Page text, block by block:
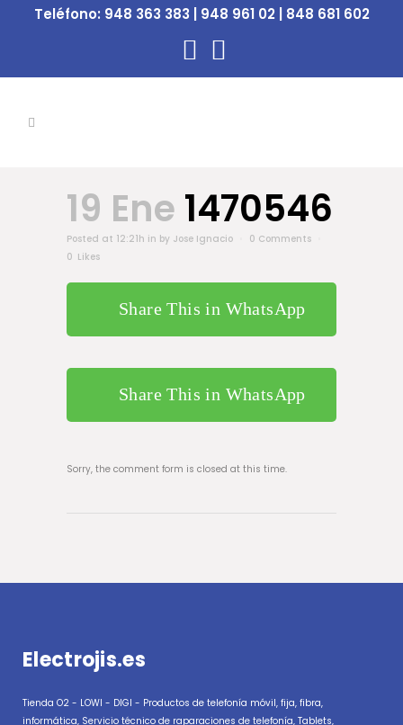
Teléfono: 948 363 383 | 948 961 02 | 848 681 602
19 Ene 1470546
Posted at 12:21h in by Jose Ignacio
0 Comments
0 Likes
Share This in WhatsApp
Share This in WhatsApp
Sorry, the comment form is closed at this time.
Electrojis.es
Tienda O2 - LOWI - DIGI - Productos de telefonía móvil, fija, fibra,
informática, Servicio técnico de raparaciones de telefonía, Tablets,